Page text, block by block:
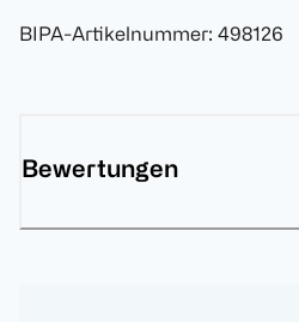
BIPA-Artikelnummer: 498126
Bewertungen